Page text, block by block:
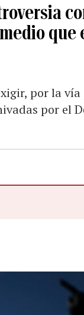
que
por la
por el